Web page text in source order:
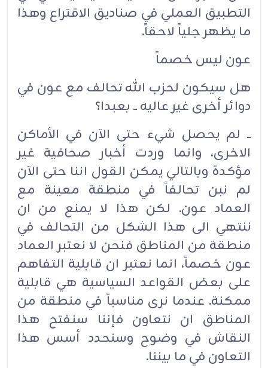
التطبيق العملي في صناديق الاقتراع وهذا
ما يظهر جلياً لاحقاً.‏
عون ليس خصماً‏
هل سيكون لحزب الله تحالف مع عون في
دوائر أخرى غير عاليه ــ بعبدا؟‏
ــ لم يحصل شيء حتى الآن في الأماكن
الاخرى، وانما وردت أخبار صحافية غير
مؤكدة وبالتالي يمكن القول اننا حتى الآن
لم نبن تحالفاً في منطقة معينة مع
العماد عون. لكن هذا لا يمنع من ان
ننتهي الى هذا الشكل من التحالف في
منطقة من المناطق فنحن لا نعتبر العماد
عون خصماً، انما نعتبر ان قابلية التفاهم
على بعض القواعد السياسية هي قابلية
ممكنة. عندما نرى مناسباً في منطقة من
المناطق ان نتعاون فإننا سنفتح هذا
النقاش في وضوح وسنحدد أسس هذا
التعاون في ما بيننا.‏